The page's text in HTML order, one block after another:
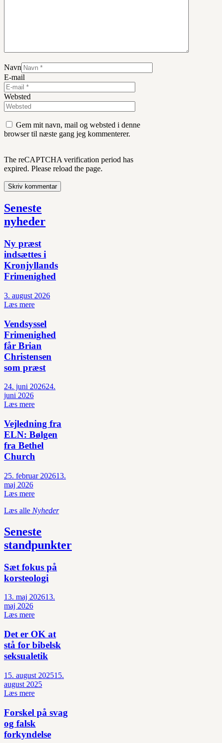
Navn
E-mail
Websted
Gem mit navn, mail og websted i denne
browser til næste gang jeg kommenterer.
The reCAPTCHA verification period has
expired. Please reload the page.
Seneste
nyheder
Ny præst
indsættes i
Kronjyllands
Frimenighed
3. august 2026
Læs mere
Vendsyssel
Frimenighed
får Brian
Christensen
som præst
24. juni 202624.
juni 2026
Læs mere
Vejledning fra
ELN: Bølgen
fra Bethel
Church
25. februar 202613.
maj 2026
Læs mere
Læs alle Nyheder
Seneste
standpunkter
Sæt fokus på
korsteologi
13. maj 202613.
maj 2026
Læs mere
Det er OK at
stå for bibelsk
seksualetik
15. august 202515.
august 2025
Læs mere
Forskel på svag
og falsk
forkyndelse